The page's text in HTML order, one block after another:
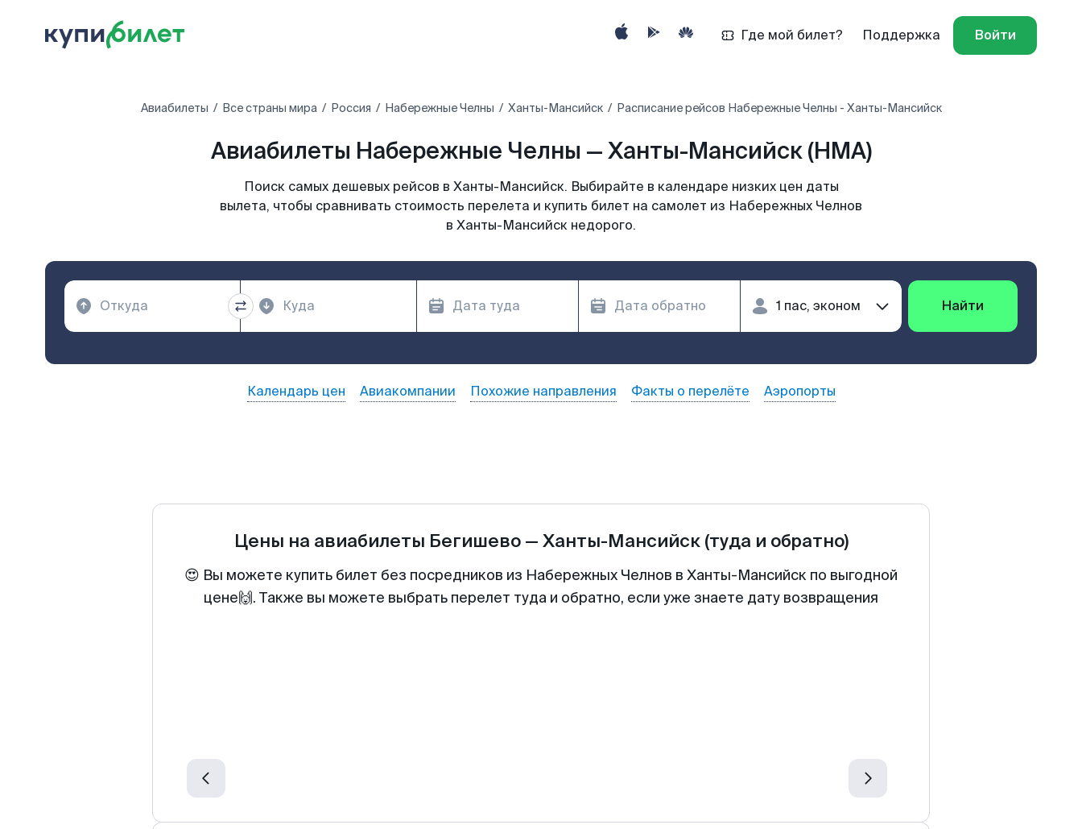
Где мой билет? Поддержка Войти
Авиабилеты Все страны мира Россия Набережные Челны Ханты-Мансийск Расписание рейсов Набережные Челны - Ханты-Мансийск
Авиабилеты Набережные Челны — Ханты-Мансийск (HMA)
Поиск самых дешевых рейсов в Ханты-Мансийск. Выбирайте в календаре низких цен даты
вылета, чтобы сравнивать стоимость перелета и купить билет на самолет из Набережных Челнов
в Ханты-Мансийск недорого.
Найти
Календарь цен Авиакомпании Похожие направления Факты о перелёте Аэропорты
Цены на авиабилеты Бегишево— Ханты-Мансийск (туда и обратно)
😍 Вы можете купить билет без посредников из Набережных Челнов в Ханты-Мансийск по выгодной
цене🙌. Также вы можете выбрать перелет туда и обратно, если уже знаете дату возвращения